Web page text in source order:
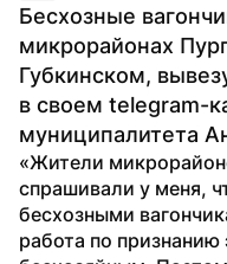
Бесхозные
микрорайонах
Губкинском,
в своем telegram-
муниципалитета
«Жители
спрашивали у меня,
бесхозными
работа по